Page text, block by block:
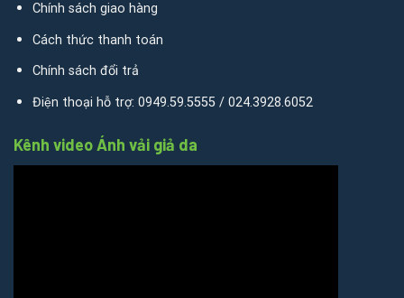
Chính sách giao hàng
Cách thức thanh toán
Chính sách đổi trả
Điện thoại hỗ trợ: 0949.59.5555 / 024.3928.6052
Kênh video Ánh vải giả da